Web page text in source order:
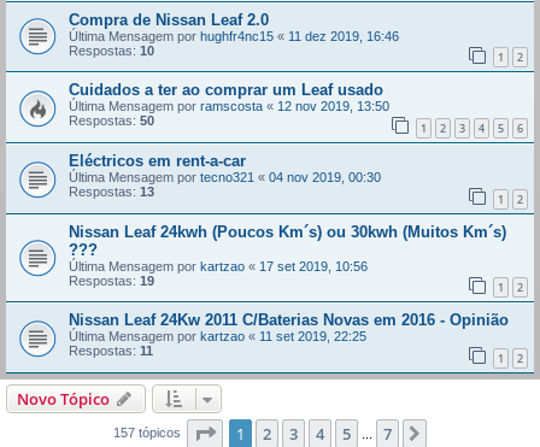
Compra de Nissan Leaf 2.0
Última Mensagem por hughfr4nc15 « 11 dez 2019, 16:46
Respostas: 10 1 2
Cuidados a ter ao comprar um Leaf usado
Última Mensagem por ramscosta « 12 nov 2019, 13:50
Respostas: 50 1 2 3 4 5 6
Eléctricos em rent-a-car
Última Mensagem por tecno321 « 04 nov 2019, 00:30
Respostas: 13 1 2
Nissan Leaf 24kwh (Poucos Km´s) ou 30kwh (Muitos Km´s)
???
Última Mensagem por kartzao « 17 set 2019, 10:56
Respostas: 19 1 2
Nissan Leaf 24Kw 2011 C/Baterias Novas em 2016 - Opinião
Última Mensagem por kartzao « 11 set 2019, 22:25
Respostas: 11 1 2
Novo Tópico
157 tópicos Página de
1 2 3 4 5 7